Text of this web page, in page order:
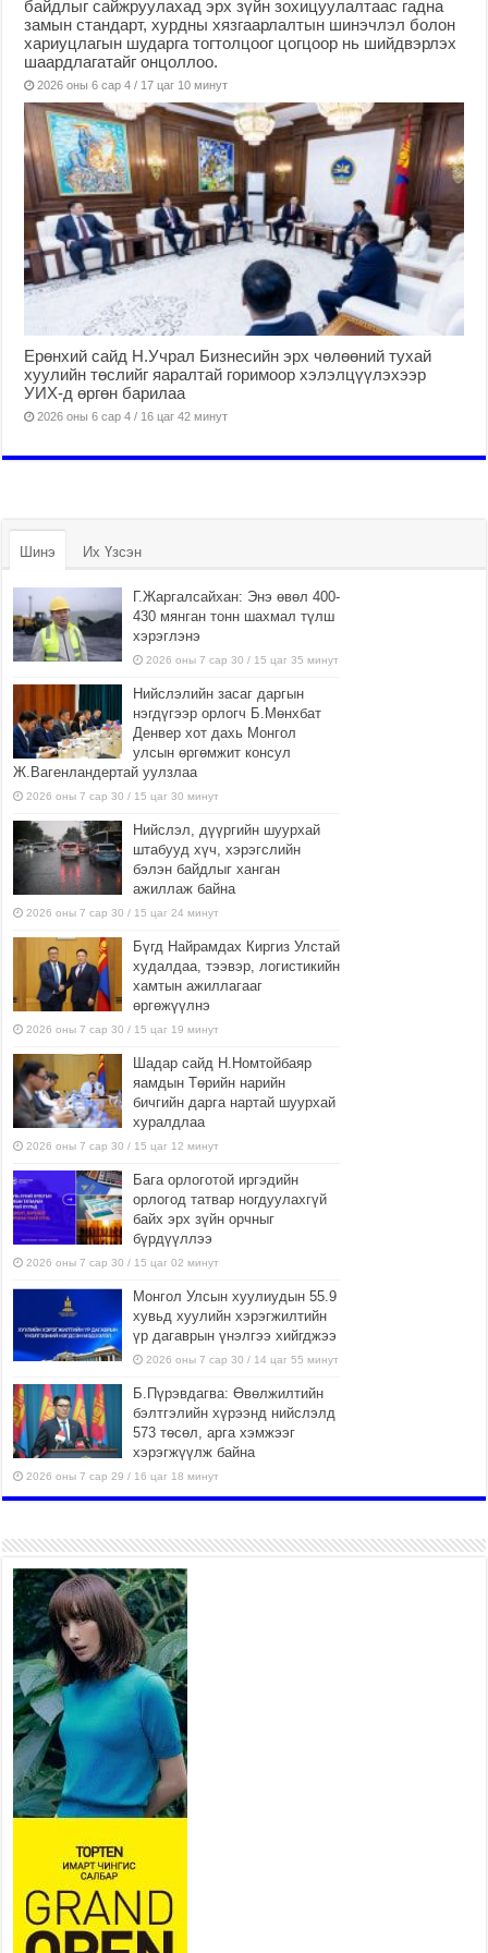
байдлыг сайжруулахад эрх зүйн зохицуулалтаас гадна
замын стандарт, хурдны хязгаарлалтын шинэчлэл болон
хариуцлагын шударга тогтолцоог цогцоор нь шийдвэрлэх
шаардлагатайг онцоллоо.
2026 оны 6 сар 4 / 17 цаг 10 минут
Ерөнхий сайд Н.Учрал Бизнесийн эрх чөлөөний тухай
хуулийн төслийг яаралтай горимоор хэлэлцүүлэхээр
УИХ-д өргөн барилаа
2026 оны 6 сар 4 / 16 цаг 42 минут
Шинэ Их Үзсэн
Г.Жаргалсайхан: Энэ өвөл 400-
430 мянган тонн шахмал түлш
хэрэглэнэ
2026 оны 7 сар 30 / 15 цаг 35 минут
Нийслэлийн засаг даргын
нэгдүгээр орлогч Б.Мөнхбат
Денвер хот дахь Монгол
улсын өргөмжит консул
Ж.Вагенландертай уулзлаа
2026 оны 7 сар 30 / 15 цаг 30 минут
Нийслэл, дүүргийн шуурхай
штабууд хүч, хэрэгслийн
бэлэн байдлыг ханган
ажиллаж байна
2026 оны 7 сар 30 / 15 цаг 24 минут
Бүгд Найрамдах Киргиз Улстай
худалдаа, тээвэр, логистикийн
хамтын ажиллагааг
өргөжүүлнэ
2026 оны 7 сар 30 / 15 цаг 19 минут
Шадар сайд Н.Номтойбаяр
яамдын Төрийн нарийн
бичгийн дарга нартай шуурхай
хуралдлаа
2026 оны 7 сар 30 / 15 цаг 12 минут
Бага орлоготой иргэдийн
орлогод татвар ногдуулахгүй
байх эрх зүйн орчныг
бүрдүүллээ
2026 оны 7 сар 30 / 15 цаг 02 минут
Монгол Улсын хуулиудын 55.9
хувьд хуулийн хэрэгжилтийн
үр дагаврын үнэлгээ хийгджээ
2026 оны 7 сар 30 / 14 цаг 55 минут
Б.Пүрэвдагва: Өвөлжилтийн
бэлтгэлийн хүрээнд нийслэлд
573 төсөл, арга хэмжээг
хэрэгжүүлж байна
2026 оны 7 сар 29 / 16 цаг 18 минут
зардлыг шийдвэрлэж өгөхөөр
болов
2026 оны 7 сар 29 / 14 цаг 36 минут
435 борлуулалтын цэгээр
280,000 тонн хагас коксон
түлшийг айл, өрхүүдэд
борлуулна
2026 оны 7 сар 29 / 14 цаг 30 минут
Шадар сайд Н.Номтойбаяр:
Эрт сэрэмжлүүлэх тогтолцоо,
шинэ технологи гамшгийн
эрсдэлийг бууруулах гол
хөшүүрэг
2026 оны 7 сар 29 / 14 цаг 25 минут
Монгол Улсын эрэн хайх, аврах ажиллагааны
чадавхыг олон улсын түвшинд хүргэнэ
2026 оны 7 сар 29 / 14 цаг 20 минут